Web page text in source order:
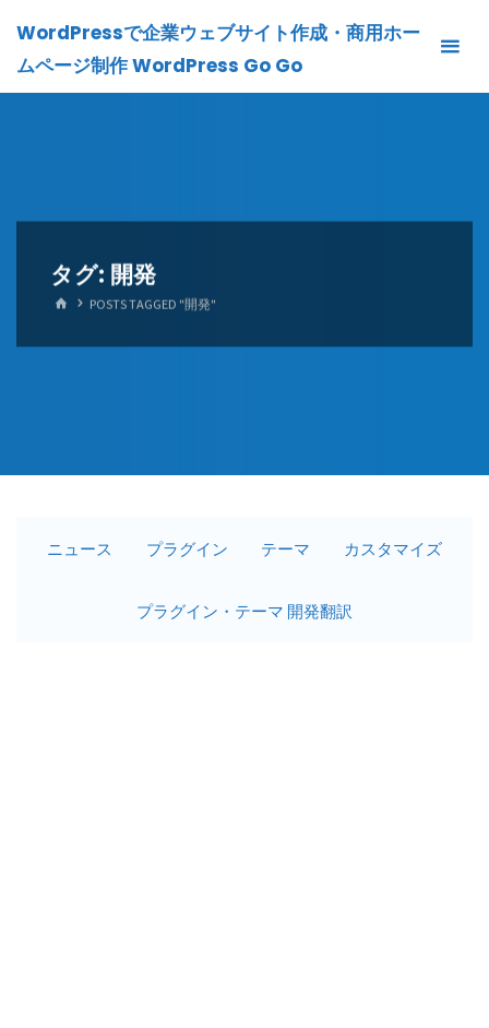
content
WordPressで企業ウェブサイト作成・商用ホー
ムページ制作 WordPress Go Go
タグ: 開発
HOMEPOSTS TAGGED "開発"
ニュース プラグイン テーマ カスタマイズ
プラグイン・テーマ 開発翻訳